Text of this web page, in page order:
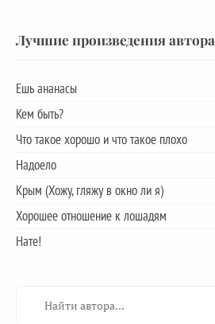
Лучшие произведения автора
Ешь ананасы
Кем быть?
Что такое хорошо и что такое плохо
Надоело
Крым (Хожу, гляжу в окно ли я)
Хорошее отношение к лошадям
Нате!